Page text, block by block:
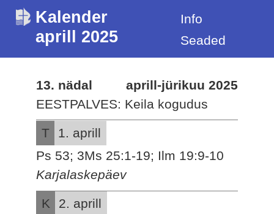
Kalender
aprill 2025
Info
Seaded
13. nädal
aprill-jürikuu 2025
EESTPALVES: Keila kogudus
T
1. aprill
Ps 53; 3Ms 25:1-19; Ilm 19:9-10
Karjalaskepäev
K
2. aprill